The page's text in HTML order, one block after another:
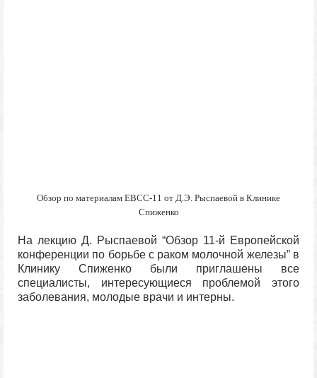
Обзор по материалам EBCC-11 от Д.Э. Рыспаевой в Клинике
Спиженко
На лекцию Д. Рыспаевой “Обзор 11-й Европейской
конференции по борьбе с раком молочной железы” в
Клинику Спиженко были приглашены все
специалисты, интересующиеся проблемой этого
заболевания, молодые врачи и интерны.